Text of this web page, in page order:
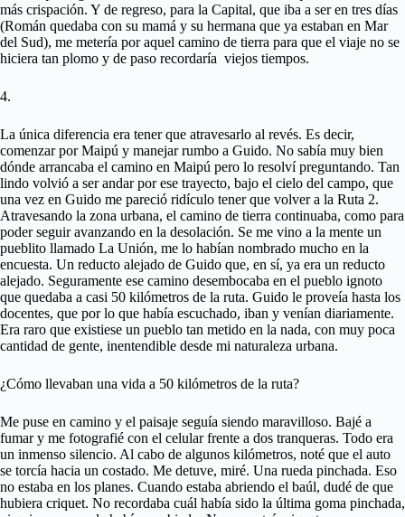
más crispación. Y de regreso, para la Capital, que iba a ser en tres días
(Román quedaba con su mamá y su hermana que ya estaban en Mar
del Sud), me metería por aquel camino de tierra para que el viaje no se
hiciera tan plomo y de paso recordaría viejos tiempos.
4.
La única diferencia era tener que atravesarlo al revés. Es decir,
comenzar por Maipú y manejar rumbo a Guido. No sabía muy bien
dónde arrancaba el camino en Maipú pero lo resolví preguntando. Tan
lindo volvió a ser andar por ese trayecto, bajo el cielo del campo, que
una vez en Guido me pareció ridículo tener que volver a la Ruta 2.
Atravesando la zona urbana, el camino de tierra continuaba, como para
poder seguir avanzando en la desolación. Se me vino a la mente un
pueblito llamado La Unión, me lo habían nombrado mucho en la
encuesta. Un reducto alejado de Guido que, en sí, ya era un reducto
alejado. Seguramente ese camino desembocaba en el pueblo ignoto
que quedaba a casi 50 kilómetros de la ruta. Guido le proveía hasta los
docentes, que por lo que había escuchado, iban y venían diariamente.
Era raro que existiese un pueblo tan metido en la nada, con muy poca
cantidad de gente, inentendible desde mi naturaleza urbana.
¿Cómo llevaban una vida a 50 kilómetros de la ruta?
Me puse en camino y el paisaje seguía siendo maravilloso. Bajé a
fumar y me fotografié con el celular frente a dos tranqueras. Todo era
un inmenso silencio. Al cabo de algunos kilómetros, noté que el auto
se torcía hacia un costado. Me detuve, miré. Una rueda pinchada. Eso
no estaba en los planes. Cuando estaba abriendo el baúl, dudé de que
hubiera criquet. No recordaba cuál había sido la última goma pinchada,